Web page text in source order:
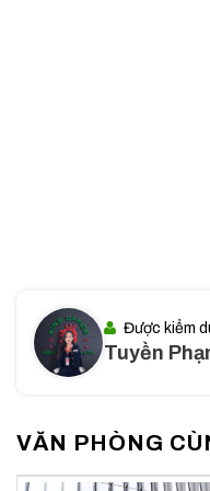
quan chính phủ và
mạnh mẽ cho các công
tòa nhà City House
giao thông và các dịch
mẽ.
Được kiểm
Tuyền
VĂN PHÒNG